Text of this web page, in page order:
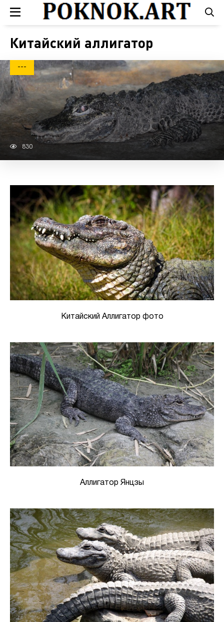
Китайский аллигатор
---
830
Китайский Аллигатор фото
Аллигатор Янцзы